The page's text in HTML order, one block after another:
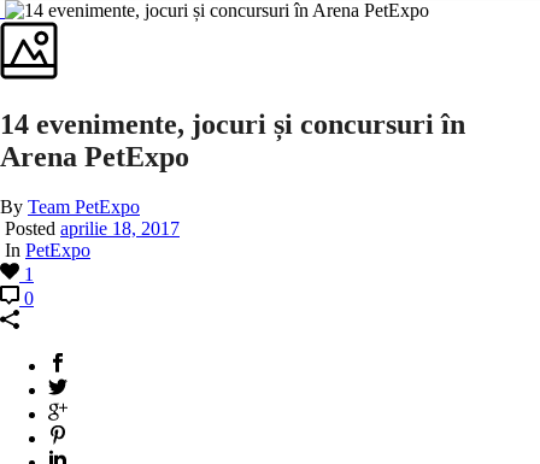
14 evenimente, jocuri și concursuri în
Arena PetExpo
By Team PetExpo
Posted aprilie 18, 2017
In PetExpo
1
0